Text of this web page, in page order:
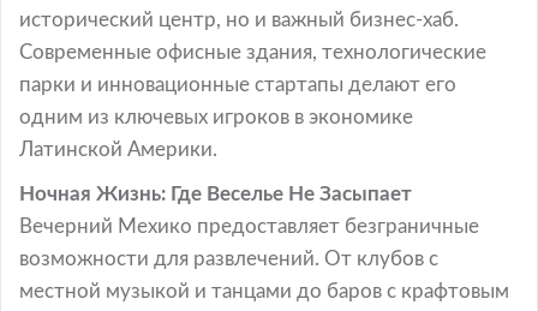
исторический центр, но и важный бизнес-хаб.
Современные офисные здания, технологические
парки и инновационные стартапы делают его
одним из ключевых игроков в экономике
Латинской Америки.
Ночная Жизнь: Где Веселье Не Засыпает
Вечерний Мехико предоставляет безграничные
возможности для развлечений. От клубов с
местной музыкой и танцами до баров с крафтовым